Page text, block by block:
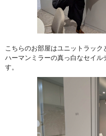
こちらのお部屋はユニットラック
ハーマンミラーの真っ白なセイ
す。